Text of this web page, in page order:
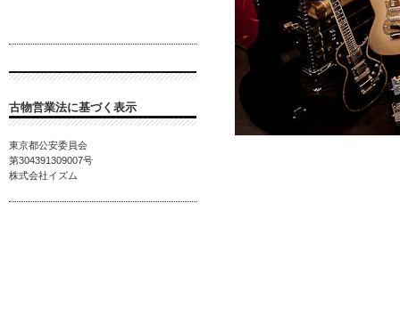
古物営業法に基づく表示
東京都公安委員会
第304391309007号
株式会社イズム